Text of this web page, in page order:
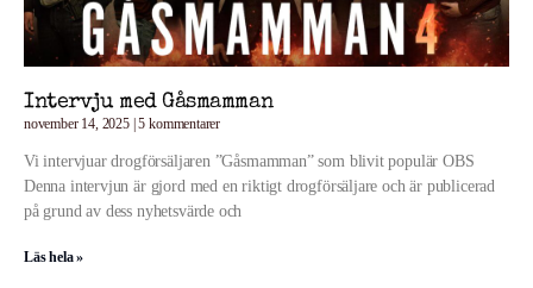
Intervju med Gåsmamman
november 14, 2025 5 kommentarer
Vi intervjuar drogförsäljaren ”Gåsmamman” som blivit populär OBS
Denna intervjun är gjord med en riktigt drogförsäljare och är publicerad
på grund av dess nyhetsvärde och
Läs hela »